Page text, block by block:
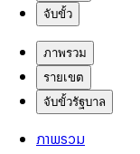
จับขั้ว
ภาพรวม
รายเขต
จับขั้วรัฐบาล
ภาพรวม